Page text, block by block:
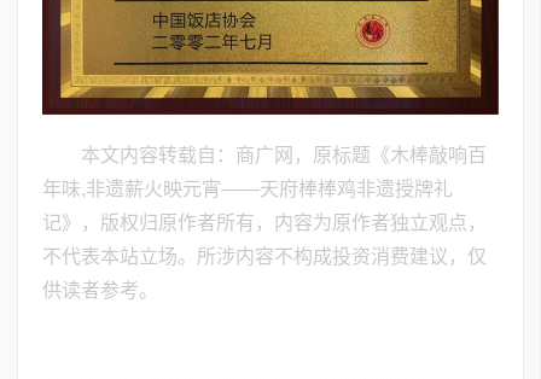
本文内容转载自：商广网，原标题《木棒敲响百
年味,非遗薪火映元宵——天府棒棒鸡非遗授牌礼
记》，版权归原作者所有，内容为原作者独立观点，
不代表本站立场。所涉内容不构成投资消费建议，仅
供读者参考。